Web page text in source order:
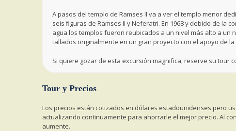
A pasos del templo de Ramses II va a ver el templo menor
seis figuras de Ramses II y Neferatri. En 1968 y debido de la
agua los templos fueron reubicados a un nivel más alto a un
tallados originalmente en un gran proyecto con el apoyo de la
Si quiere gozar de esta excursión magnifica, reserve su tour
Tour y Precios
Los precios están cotizados en dólares estadounidenses pero
actualizando continuamente para ahorrarle el mejor precio. Al
aumente.